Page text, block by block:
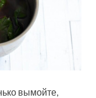
вымойте,